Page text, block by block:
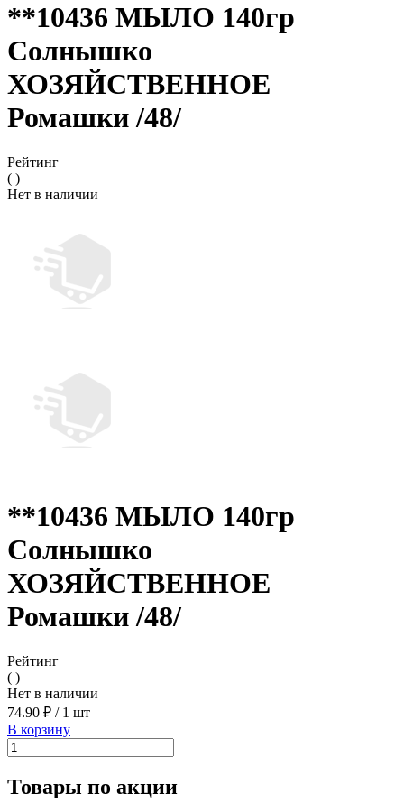
**10436 МЫЛО 140гр
Солнышко
ХОЗЯЙСТВЕННОЕ
Ромашки /48/
Рейтинг
( )
Нет в наличии
**10436 МЫЛО 140гр
Солнышко
ХОЗЯЙСТВЕННОЕ
Ромашки /48/
Рейтинг
( )
Нет в наличии
74.90 ₽ /1 шт
В корзину
Товары по акции